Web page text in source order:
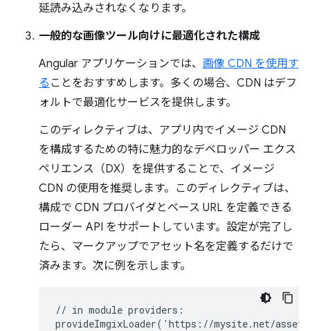
延読み込みされなくなります。
一般的な画像ツール向けに最適化された構成
Angular アプリケーションでは、 画像 CDN を使用す
る ことをおすすめします。多くの場合、CDN はデフ
ォルトで最適化サービスを提供します。
このディレクティブは、アプリ内でイメージ CDN
を構成するための特に魅力的なデベロッパー エクス
ペリエンス（DX）を提供することで、イメージ
CDN の使用を推奨します。このディレクティブは、
構成で CDN プロバイダとベース URL を定義できる
ローダー API をサポートしています。設定が完了し
たら、マークアップでアセット名を定義するだけで
済みます。次に例を示します。
// in module providers:
provideImgixLoader('https://mysite.net/